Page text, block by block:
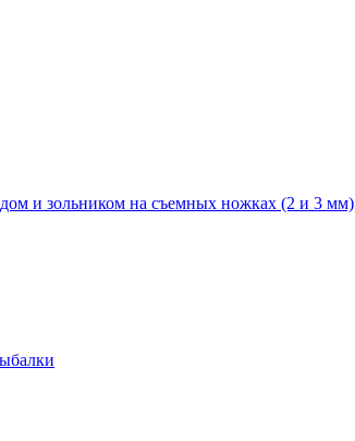
и зольником на съемных ножках (2 и 3 мм)